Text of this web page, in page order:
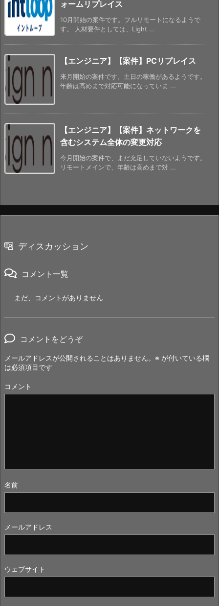
ォームリプレイス
10月開始の案件です。フルリモートになるようで
す。 人材要件としては、Light ...
【エンジニア】【案件】PCリプレイス
来月開始の案件です。土日の稼働があるようです。
年齢は高めまで対応可能になっていま ...
【エンジニア】【案件】ネットワークを
含むシステム全体の変更対応
今月開始の案件で、まだ充足していないようです。
リモートメインで、年齢は高めまで対 ...
ディスカッション
コメント一覧
まだ、コメントがありません
コメントをどうぞ
メールアドレスが公開されることはありません。 ※ が付いている欄
は必須項目です
コメント
名前
メールアドレス
ウェブサイト